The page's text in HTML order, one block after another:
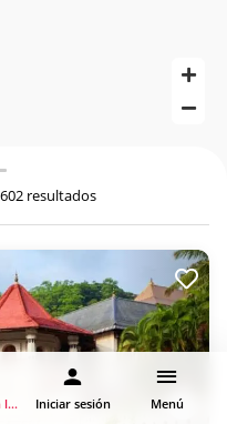
resultados
Agregar un lugar Iniciar sesión Menú